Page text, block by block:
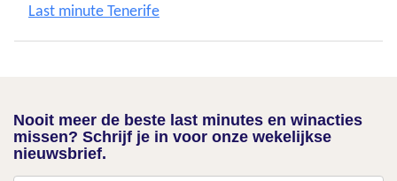
Last minute Tenerife
Nooit meer de beste last minutes en winacties
missen? Schrijf je in voor onze wekelijkse
nieuwsbrief.